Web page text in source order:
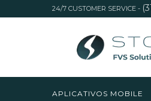
24/7 CUSTOMER SERVICE -
APLICATIVOS MOBILE